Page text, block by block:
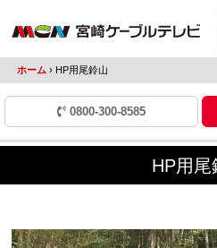
ホーム ›HP用尾鈴山
0800-300-8585
HP用尾